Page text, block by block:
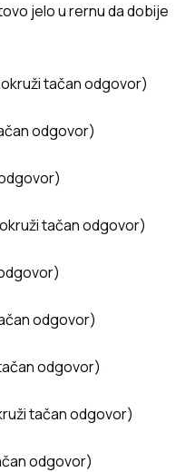
jelo u rernu da dobije
tačan odgovor)
odgovor)
tačan odgovor)
odgovor)
odgovor)
tačan odgovor)
odgovor)